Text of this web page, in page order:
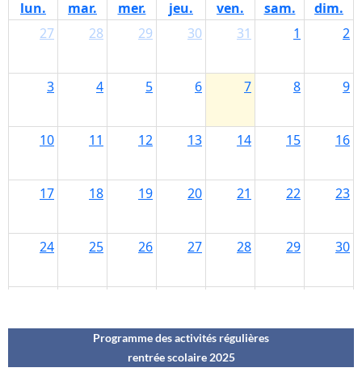
Programme des activités régulières
rentrée scolaire 2025